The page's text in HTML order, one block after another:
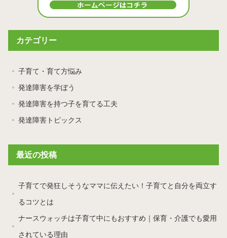
カテゴリー
子育て・育て方悩み
発達障害を学ぼう
発達障害を持つ子を育てる工夫
発達障害トピックス
最近の投稿
子育てで発狂しそうなママに伝えたい！子育てと自分を両立す
るコツとは
ナースウォッチは子育て中にもおすすめ｜保育・介護でも愛用
されている理由